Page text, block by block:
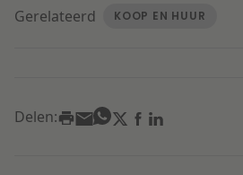
Gerelateerd KOOP EN HUUR
Delen: